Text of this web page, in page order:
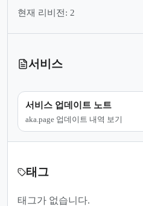
현재 리비전: 2
서비스
서비스 업데이트 노트
aka.page 업데이트 내역 보기
태그
태그가 없습니다.